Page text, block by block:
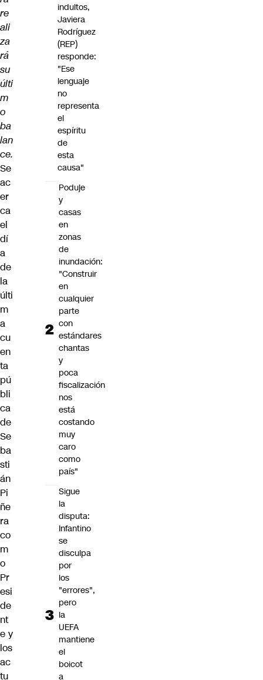
re
ali
za
rá
su
últi
m
o
ba
lan
ce.
Se
ac
er
ca
el
dí
a
de
la
últi
m
a
cu
en
ta
pú
bli
ca
de
Se
ba
sti
án
Pi
ñe
ra
co
m
o
Pr
esi
de
nt
e y
los
ac
tu
indultos,
Javiera
Rodríguez
(REP)
responde:
"Ese
lenguaje
no
representa
el
espíritu
de
esta
causa"
Poduje
y
casas
en
zonas
de
inundación:
"Construir
en
cualquier
parte
con
estándares
chantas
y
poca
fiscalización
nos
está
costando
muy
caro
como
país"
Sigue
la
disputa:
Infantino
se
disculpa
por
los
"errores",
pero
la
UEFA
mantiene
el
boicot
a